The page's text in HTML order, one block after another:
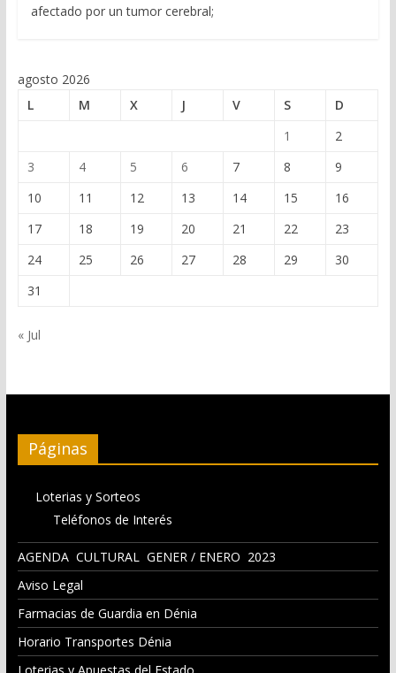
afectado por un tumor cerebral;
agosto 2026
L
M X J V S
D
1
2
3
4 5 6 7 8
9
10
11 12 13 14 15
16
17
18 19 20 21 22
23
24
25 26 27 28 29
30
31
« Jul
Páginas
Loterias y Sorteos
Teléfonos de Interés
AGENDA CULTURAL GENER / ENERO 2023
Aviso Legal
Farmacias de Guardia en Dénia
Horario Transportes Dénia